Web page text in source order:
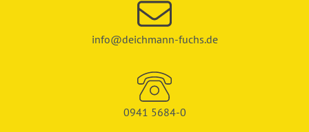
info@deichmann-fuchs.de
0941 5684-0